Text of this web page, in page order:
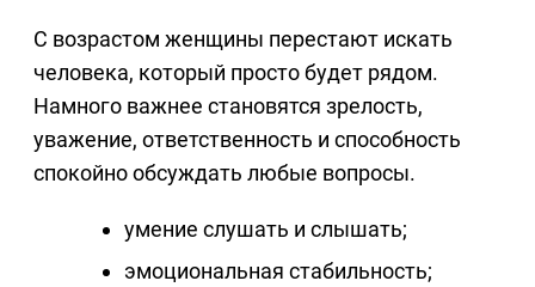
С возрастом женщины перестают искать
человека, который просто будет рядом.
Намного важнее становятся зрелость,
уважение, ответственность и способность
спокойно обсуждать любые вопросы.
умение слушать и слышать;
эмоциональная стабильность;